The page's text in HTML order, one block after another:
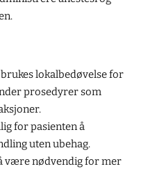
lokalbedøvelse for
prosedyrer som
for pasienten å
uten ubehag.
være nødvendig for mer